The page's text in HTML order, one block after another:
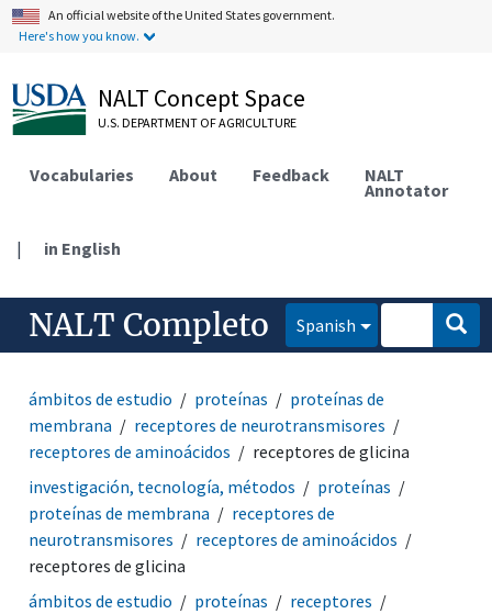
An official website of the United States government.
Here's how you know.
NALT Concept Space
U.S. DEPARTMENT OF AGRICULTURE
Vocabularies About Feedback NALT
Annotator
| in English
NALT Completo Spanish
ámbitos de estudio proteínas
proteínas de
membrana
receptores de neurotransmisores
receptores de aminoácidos
receptores de glicina
investigación, tecnología, métodos
proteínas
proteínas de membrana
receptores de
neurotransmisores
receptores de aminoácidos
receptores de glicina
ámbitos de estudio
proteínas
receptores